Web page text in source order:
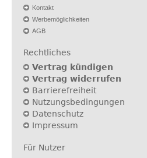
Kontakt
Werbemöglichkeiten
AGB
Rechtliches
Vertrag kündigen
Vertrag widerrufen
Barrierefreiheit
Nutzungsbedingungen
Datenschutz
Impressum
Für Nutzer